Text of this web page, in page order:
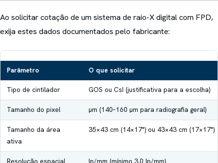
Ao solicitar cotação de um sistema de raio-X digital com FPD,
exija estes dados documentados pelo fabricante:
Parâmetro O que solicitar
Tipo de cintilador GOS ou CsI (justificativa para a escolha)
Tamanho do pixel µm (140–160 µm para radiografia geral)
Tamanho da área
ativa
35×43 cm (14×17") ou 43×43 cm (17×17")
Resolução espacial lp/mm (mínimo 3,0 lp/mm)